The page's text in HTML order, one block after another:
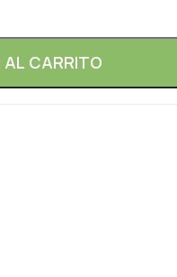
AL CARRITO